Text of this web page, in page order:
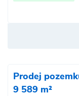
Prodej
9 589 m²